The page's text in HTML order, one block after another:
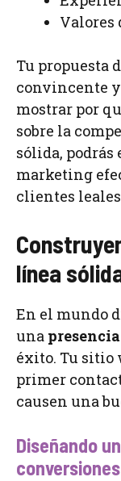
Valores
Tu propuesta
convincente y
mostrar por
sobre la
sólida, podrás
marketing
clientes
línea
En el mundo
una
éxito. Tu sitio
primer
causen una
Diseñando
conversiones